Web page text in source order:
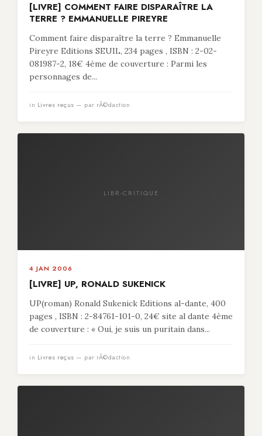
[LIVRE] COMMENT FAIRE DISPARAÎTRE LA
TERRE ? EMMANUELLE PIREYRE
Comment faire disparaître la terre ? Emmanuelle
Pireyre Editions SEUIL, 234 pages , ISBN : 2-02-
081987-2, 18€ 4ème de couverture : Parmi les
personnages de...
in Livres reçus — par rÃ©daction
LIBR-CRITIQUE
4 JAN 2006
[LIVRE] UP, RONALD SUKENICK
UP(roman) Ronald Sukenick Editions al-dante, 400
pages , ISBN : 2-84761-101-0, 24€ site al dante 4ème
de couverture : « Oui, je suis un puritain dans...
in Livres reçus — par rÃ©daction